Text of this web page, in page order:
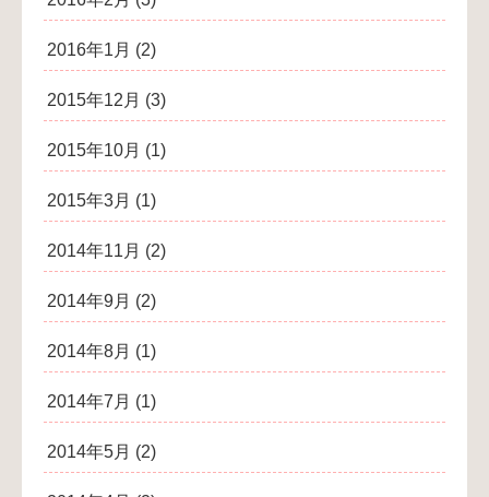
2016年1月 (2)
2015年12月 (3)
2015年10月 (1)
2015年3月 (1)
2014年11月 (2)
2014年9月 (2)
2014年8月 (1)
2014年7月 (1)
2014年5月 (2)